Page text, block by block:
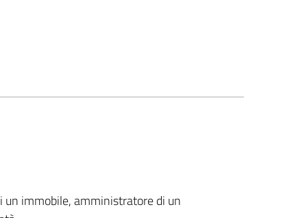
un immobile, amministratore di un